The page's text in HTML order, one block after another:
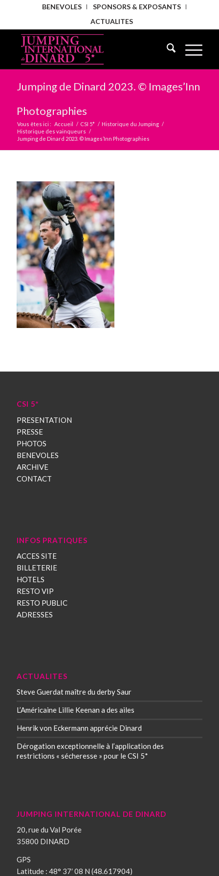
BENEVOLES
SPONSORS & EXPOSANTS
ACTUALITES
Jumping de Dinard 2023. © Images’Inn
Photographies
Vous êtes ici : Accueil / CSI 5* / Historique du Jumping /
Historique des vainqueurs /
Jumping de Dinard 2023. © Images’Inn Photographies
CSI 5*
PRESENTATION
PRESSE
PHOTOS
BENEVOLES
ARCHIVE
CONTACT
INFOS PRATIQUES
ACCES SITE
BILLETERIE
HOTELS
RESTO VIP
RESTO PUBLIC
ADRESSES
ACTUALITES
Steve Guerdat maître du derby Saur
L’Américaine Lillie Keenan a des ailes
Henrik von Eckermann apprécie Dinard
Dérogation exceptionnelle à l’application des
restrictions « sécheresse » pour le CSI 5*
JUMPING INTERNATIONAL DE DINARD
20, rue du Val Porée
35800 DINARD
GPS
Latitude : 48° 37′ 08 N (48.617904)